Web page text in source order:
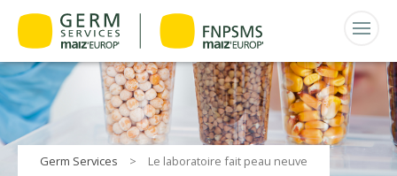
Germ Services > Le laboratoire fait peau neuve